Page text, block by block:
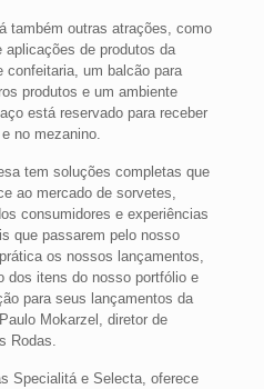
também outras atrações, como
de produtos da
confeitaria, um balcão para
produtos e um ambiente
está reservado para receber
no mezanino.
tem soluções completas que
ao mercado de sorvetes,
consumidores e experiências
que passarem pelo nosso
os nossos lançamentos,
dos itens do nosso portfólio e
para seus lançamentos da
Mokarzel, diretor de
Rodas.
Specialitá e Selecta, oferece